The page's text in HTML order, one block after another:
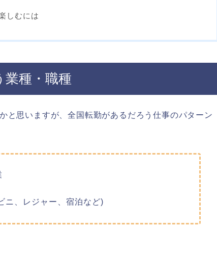
しむには
業種・職種
と思いますが、全国転勤があるだろう仕事のパターン
ニ、レジャー、宿泊など)